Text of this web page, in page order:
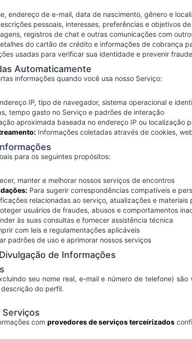
endereço de e-mail, data de nascimento, gênero e
pessoais, interesses, preferências e objetivos
registros de chat e outras comunicações com
do cartão de crédito e informações de cobrança
usadas para verificar sua identidade e prevenir
Automaticamente
informações quando você usa nosso Serviço:
IP, tipo de navegador, sistema operacional e
tempo gasto no Serviço e padrões de interação
aproximada baseada no endereço IP ou localização
Informações coletadas através de cookies,
para os seguintes propósitos:
manter e melhorar nossos serviços de encontros
Para sugerir correspondências compatíveis e
relacionadas ao serviço, atualizações e materiais
usuários de fraudes, abusos e comportamentos
às suas consultas e fornecer assistência técnica
com leis e regulamentações aplicáveis
padrões de uso e aprimorar nossos serviços
de Informações
seu nome real, e-mail e número de telefone)
do perfil.
com provedores de serviços terceirizados